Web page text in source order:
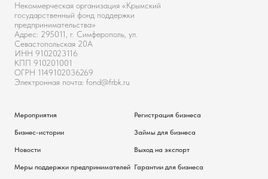
Некоммерческая организация «Крымский
государственный фонд поддержки
предпринимательства»
Адрес: 295011, г. Симферополь, ул.
Севастопольская 20А
ИНН 9102023116
КПП 910201001
ОГРН 1149102036269
Электронная почта: fond@frbk.ru
Мероприятия
Бизнес-истории
Новости
Меры поддержки предпринимателей
Регистрация бизнеса
Займы для бизнеса
Выход на экспорт
Гарантии для бизнеса